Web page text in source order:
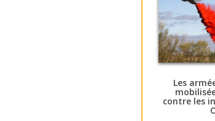
Les
contre les